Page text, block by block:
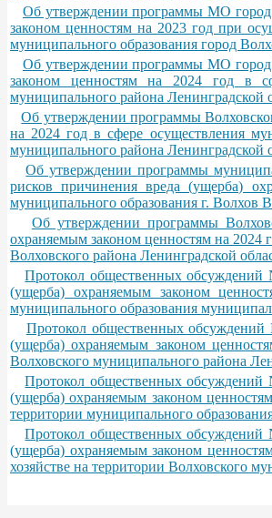
Об утверждении программы МО город
законом ценностям на 2023 год при
муниципального образования город
Об утверждении программы МО город
законом ценностям на 2024 год в
муниципального района Ленинградской
Об утверждении программы
на 2024 год в сфере осуществления
муниципального района Ленинградской
Об утверждении программы
рисков причинения вреда (ущерба)
муниципального образования г. Волхов
Об утверждении программы
охраняемым законом ценностям на 2024
Волховского района Ленинградской
Протокол общественных обсуждений
(ущерба) охраняемым законом
муниципального образования
Протокол общественных
(ущерба) охраняемым законом
Волховского муниципального района
Протокол общественных обсуждений
(ущерба) охраняемым законом
территории муниципального
Протокол общественных обсуждений
(ущерба) охраняемым законом
хозяйстве на территории Волховского